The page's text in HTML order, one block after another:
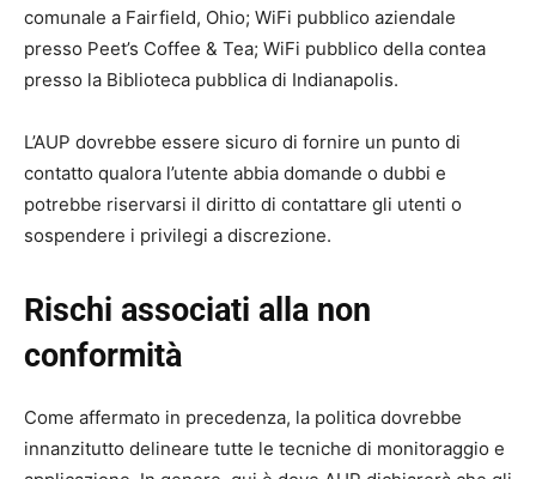
comunale a Fairfield, Ohio; WiFi pubblico aziendale
presso Peet’s Coffee & Tea; WiFi pubblico della contea
presso la Biblioteca pubblica di Indianapolis.
L’AUP dovrebbe essere sicuro di fornire un punto di
contatto qualora l’utente abbia domande o dubbi e
potrebbe riservarsi il diritto di contattare gli utenti o
sospendere i privilegi a discrezione.
Rischi associati alla non
conformità
Come affermato in precedenza, la politica dovrebbe
innanzitutto delineare tutte le tecniche di monitoraggio e